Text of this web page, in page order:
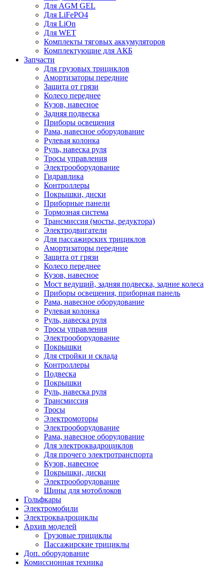
Для AGM GEL
Для LiFePO4
Для LiOn
Для WET
Комплекты тяговых аккумуляторов
Комплектующие для АКБ
Запчасти
Для грузовых трициклов
Амортизаторы передние
Защита от грязи
Колесо переднее
Кузов, навесное
Задняя подвеска
Приборы освещения
Рама, навесное оборудование
Рулевая колонка
Руль, навеска руля
Тросы управления
Электрооборудование
Гидравлика
Контроллеры
Покрышки, диски
Приборные панели
Тормозная система
Трансмиссия (мосты, редуктора)
Электродвигатели
Для пассажирских трициклов
Амортизаторы передние
Защита от грязи
Колесо переднее
Кузов, навесное
Мост ведущий, задняя подвеска, задние колеса
Приборы освещения, приборная панель
Рама, навесное оборудование
Рулевая колонка
Руль, навеска руля
Тросы управления
Электрооборудование
Покрышки
Для стройки и склада
Контроллеры
Подвеска
Покрышки
Руль, навеска руля
Трансмиссия
Тросы
Электромоторы
Электрооборудование
Рама, навесное оборудование
Для электроквадроциклов
Для прочего электротранспорта
Кузов, навесное
Покрышки, диски
Электрооборудование
Шины для мотоблоков
Гольфкары
Электромобили
Электроквадроциклы
Архив моделей
Грузовые трициклы
Пассажирские трициклы
Доп. оборудование
Комиссионная техника